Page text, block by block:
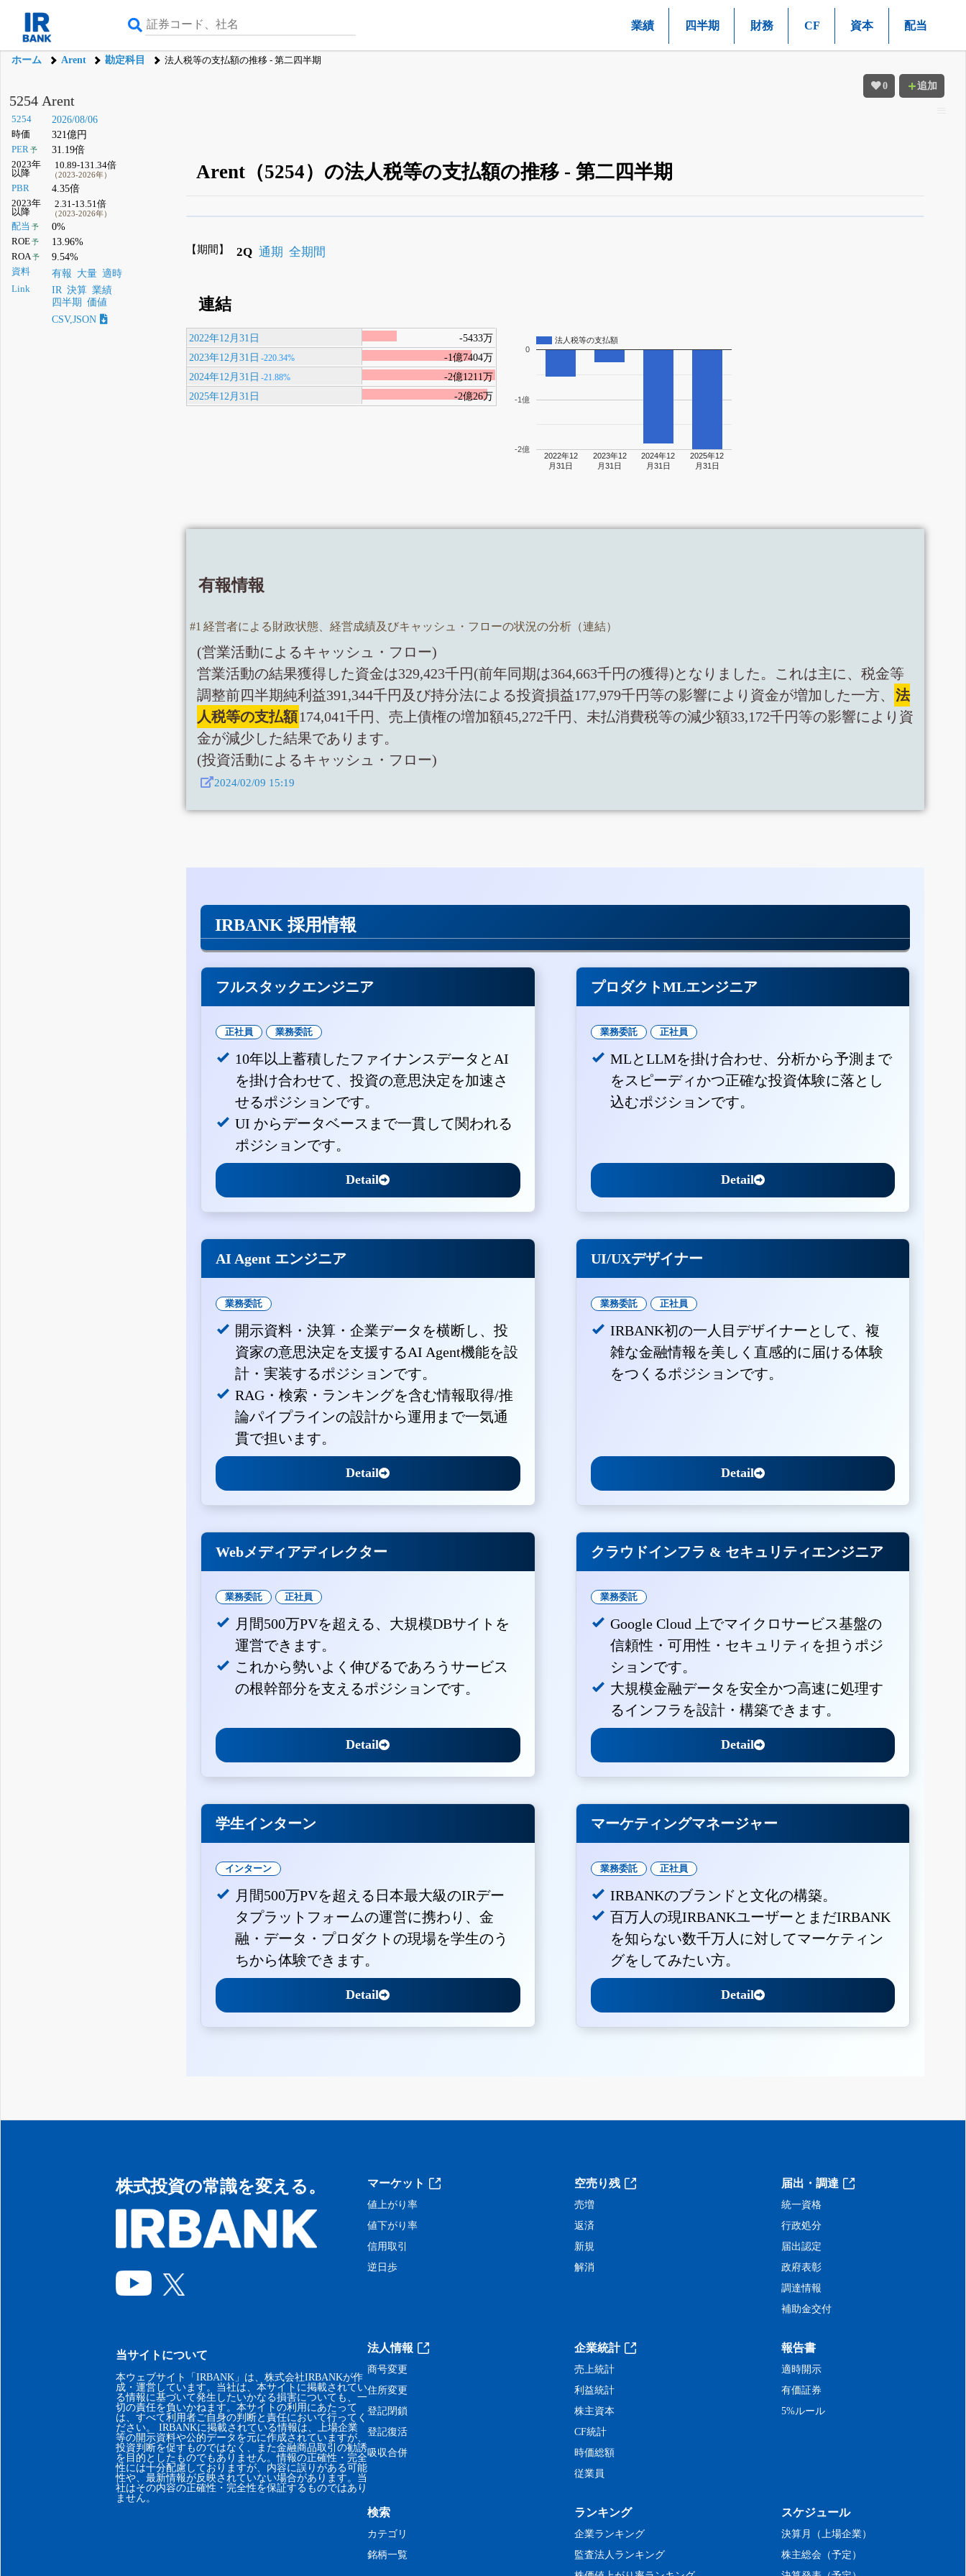
業績 四半期 財務 CF 資本 配当
ホーム Arent 勘定科目 法人税等の支払額の推移 - 第二四半期
0 追加
5254 Arent
5254 2026/08/06
時価 321億円
PER予 31.19倍
2023年
以降
10.89-131.34倍
（2023-2026年）
PBR 4.35倍
2023年
以降
2.31-13.51倍
（2023-2026年）
配当 予 0%
ROE予 13.96%
ROA予 9.54%
資料 有報 大量 適時
Link IR 決算 業績
四半期
価値
CSV,JSON
Arent（5254）の法人税等の支払額の推移 - 第二四半期
無料でβ版をはじめる
【期間】 2Q 通期 全期間
連結
2022年12月31日
-5433万
2023年12月31日 -220.34%
-1億7404万
2024年12月31日 -21.88%
-2億1211万
2025年12月31日
-2億26万
法人税等の支払額
2022年12
月31日
2023年12
月31日
2024年12
月31日
2025年12
月31日
-2億
-1億
0
有報情報
#1 経営者による財政状態、経営成績及びキャッシュ・フローの状況の分析（連結）
(営業活動によるキャッシュ・フロー)
営業活動の結果獲得した資金は329,423千円(前年同期は364,663千円の獲得)となりました。これは主に、税金等
調整前四半期純利益391,344千円及び持分法による投資損益177,979千円等の影響により資金が増加した一方、 法
人税等の支払額174,041千円、売上債権の増加額45,272千円、未払消費税等の減少額33,172千円等の影響により資
金が減少した結果であります。
(投資活動によるキャッシュ・フロー)
2024/02/09 15:19
IRBANK 採用情報
フルスタックエンジニア
正社員 業務委託
10年以上蓄積したファイナンスデータとAI
を掛け合わせて、投資の意思決定を加速さ
せるポジションです。
UI からデータベースまで一貫して関われる
ポジションです。
Detail
プロダクトMLエンジニア
業務委託 正社員
MLとLLMを掛け合わせ、分析から予測まで
をスピーディかつ正確な投資体験に落とし
込むポジションです。
Detail
AI Agent エンジニア
業務委託
開示資料・決算・企業データを横断し、投
資家の意思決定を支援するAI Agent機能を設
計・実装するポジションです。
RAG・検索・ランキングを含む情報取得/推
論パイプラインの設計から運用まで一気通
貫で担います。
Detail
UI/UXデザイナー
業務委託 正社員
IRBANK初の一人目デザイナーとして、複
雑な金融情報を美しく直感的に届ける体験
をつくるポジションです。
Detail
Webメディアディレクター
業務委託 正社員
月間500万PVを超える、大規模DBサイトを
運営できます。
これから勢いよく伸びるであろうサービス
の根幹部分を支えるポジションです。
Detail
クラウドインフラ & セキュリティエンジニア
業務委託
Google Cloud 上でマイクロサービス基盤の
信頼性・可用性・セキュリティを担うポジ
ションです。
大規模金融データを安全かつ高速に処理す
るインフラを設計・構築できます。
Detail
学生インターン
インターン
月間500万PVを超える日本最大級のIRデー
タプラットフォームの運営に携わり、金
融・データ・プロダクトの現場を学生のう
ちから体験できます。
Detail
マーケティングマネージャー
業務委託 正社員
IRBANKのブランドと文化の構築。
百万人の現IRBANKユーザーとまだIRBANK
を知らない数千万人に対してマーケティン
グをしてみたい方。
Detail
株式投資の常識を変える。
当サイトについて
本ウェブサイト「IRBANK」は、株式会社IRBANKが作
成・運営しています。当社は、本サイトに掲載されてい
る情報に基づいて発生したいかなる損害についても、一
切の責任を負いかねます。本サイトの利用にあたって
は、すべて利用者ご自身の判断と責任において行ってく
ださい。 IRBANKに掲載されている情報は、上場企業
等の開示資料や公的データを元に作成されていますが、
投資判断を促すものではなく、また金融商品取引の勧誘
を目的としたものでもありません。情報の正確性・完全
性には十分配慮しておりますが、内容に誤りがある可能
性や、最新情報が反映されていない場合があります。当
社はその内容の正確性・完全性を保証するものではあり
ません。
マーケット
値上がり率
値下がり率
信用取引
逆日歩
空売り残
売増
返済
新規
解消
届出・調達
統一資格
行政処分
届出認定
政府表彰
調達情報
補助金交付
法人情報
商号変更
住所変更
登記閉鎖
登記復活
吸収合併
企業統計
売上統計
利益統計
株主資本
CF統計
時価総額
従業員
報告書
適時開示
有価証券
5%ルール
検索
カテゴリ
銘柄一覧
ランキング
企業ランキング
監査法人ランキング
スケジュール
決算月（上場企業）
株主総会（予定）